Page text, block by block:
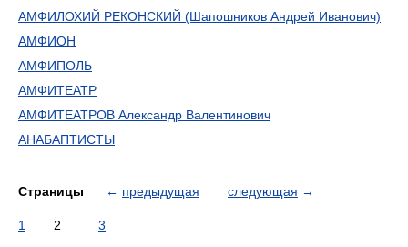
АМФИЛОХИЙ РЕКОНСКИЙ (Шапошников Андрей Иванович)
АМФИОН
АМФИПОЛЬ
АМФИТЕАТР
АМФИТЕАТРОВ Александр Валентинович
АНАБАПТИСТЫ
Страницы ← предыдущая следующая →
1 2 3